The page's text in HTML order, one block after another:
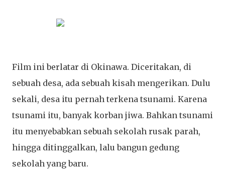
Film ini berlatar di Okinawa. Diceritakan, di
sebuah desa, ada sebuah kisah mengerikan. Dulu
sekali, desa itu pernah terkena tsunami. Karena
tsunami itu, banyak korban jiwa. Bahkan tsunami
itu menyebabkan sebuah sekolah rusak parah,
hingga ditinggalkan, lalu bangun gedung
sekolah yang baru.